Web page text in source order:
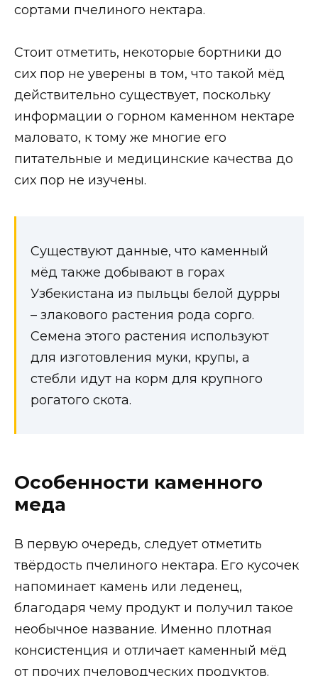
сортами пчелиного нектара.
Стоит отметить, некоторые бортники до
сих пор не уверены в том, что такой мёд
действительно существует, поскольку
информации о горном каменном нектаре
маловато, к тому же многие его
питательные и медицинские качества до
сих пор не изучены.
Существуют данные, что каменный
мёд также добывают в горах
Узбекистана из пыльцы белой дурры
– злакового растения рода сорго.
Семена этого растения используют
для изготовления муки, крупы, а
стебли идут на корм для крупного
рогатого скота.
Особенности каменного
меда
В первую очередь, следует отметить
твёрдость пчелиного нектара. Его кусочек
напоминает камень или леденец,
благодаря чему продукт и получил такое
необычное название. Именно плотная
консистенция и отличает каменный мёд
от прочих пчеловодческих продуктов.